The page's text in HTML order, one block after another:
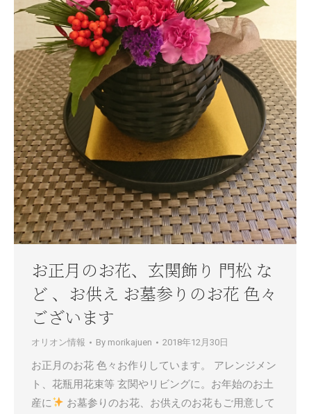
お正月のお花、玄関飾り 門松 な
ど 、お供え お墓参りのお花 色々
ございます
オリオン情報 By morikajuen 2018年12月30日
お正月のお花 色々お作りしています。 アレンジメン
ト、花瓶用花束等 玄関やリビングに。お年始のお土
産に
お墓参りのお花、お供えのお花もご用意して